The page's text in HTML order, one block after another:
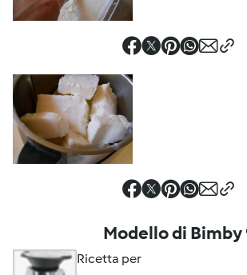
Modello di Bimby
Ricetta per